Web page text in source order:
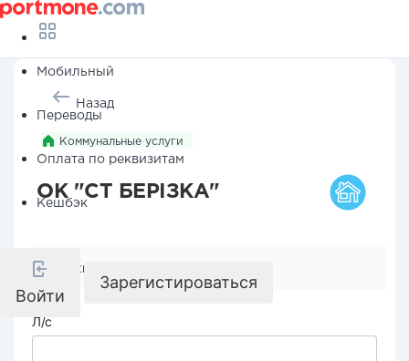
Мобильный
Переводы
Оплата по реквизитам
Кешбэк
Войти
Зарегистироваться
Назад
Коммунальные услуги
ОК "СТ БЕРІЗКА"
Реквизиты компании
Л/с